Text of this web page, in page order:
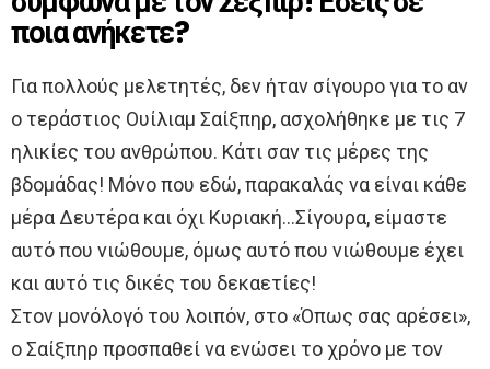
ποια ανήκετε?
Για πολλούς μελετητές, δεν ήταν σίγουρο για το αν
ο τεράστιος Ουίλιαμ Σαίξπηρ, ασχολήθηκε με τις 7
ηλικίες του ανθρώπου. Κάτι σαν τις μέρες της
βδομάδας! Μόνο που εδώ, παρακαλάς να είναι κάθε
μέρα Δευτέρα και όχι Κυριακή…Σίγουρα, είμαστε
αυτό που νιώθουμε, όμως αυτό που νιώθουμε έχει
και αυτό τις δικές του δεκαετίες!
Στον μονόλογό του λοιπόν, στο «Όπως σας αρέσει»,
ο Σαίξπηρ προσπαθεί να ενώσει το χρόνο με τον